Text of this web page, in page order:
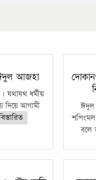
আজহা
ধর্মীয়
দিয়ে আগামী
ঈদুল
শপিংমল
বলে